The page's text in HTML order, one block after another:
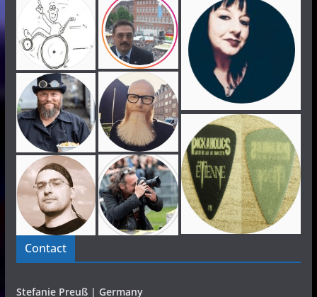
Contact
Stefanie Preuß | Germany